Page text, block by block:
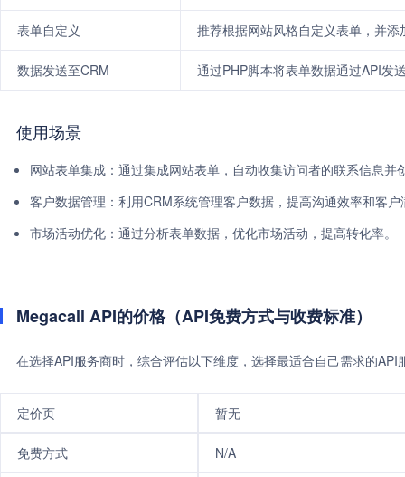
表单自定义 推荐根据网站风格自定义表单，并
数据发送至CRM 通过PHP脚本将表单数据通过API发
使用场景
网站表单集成：通过集成网站表单，自动收集访问者的联系信息并
客户数据管理：利用CRM系统管理客户数据，提高沟通效率和客户
市场活动优化：通过分析表单数据，优化市场活动，提高转化率。
Megacall API的价格（API免费方式与收费标准）
在选择API服务商时，综合评估以下维度，选择最适合自己需求的
定价页 暂无
免费方式 N/A